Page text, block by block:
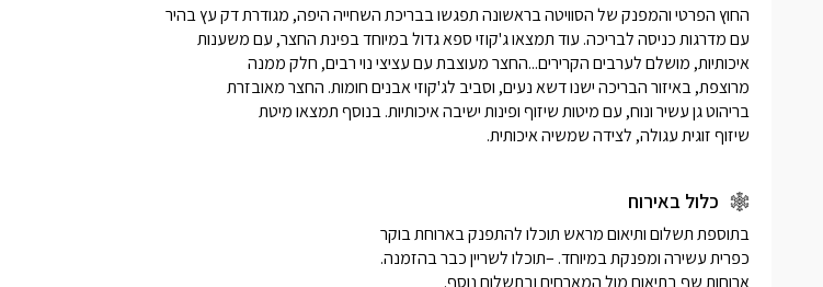
שיזוף זוגית עגולה, לצידה שמשיה איכותית.
כלול באירוח